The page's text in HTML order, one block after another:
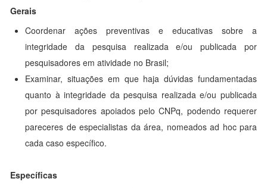
Gerais
Coordenar ações preventivas e educativas sobre a
integridade da pesquisa realizada e/ou publicada por
pesquisadores em atividade no Brasil;
Examinar, situações em que haja dúvidas fundamentadas
quanto à integridade da pesquisa realizada e/ou publicada
por pesquisadores apoiados pelo CNPq, podendo requerer
pareceres de especialistas da área, nomeados ad hoc para
cada caso específico.
Específicas